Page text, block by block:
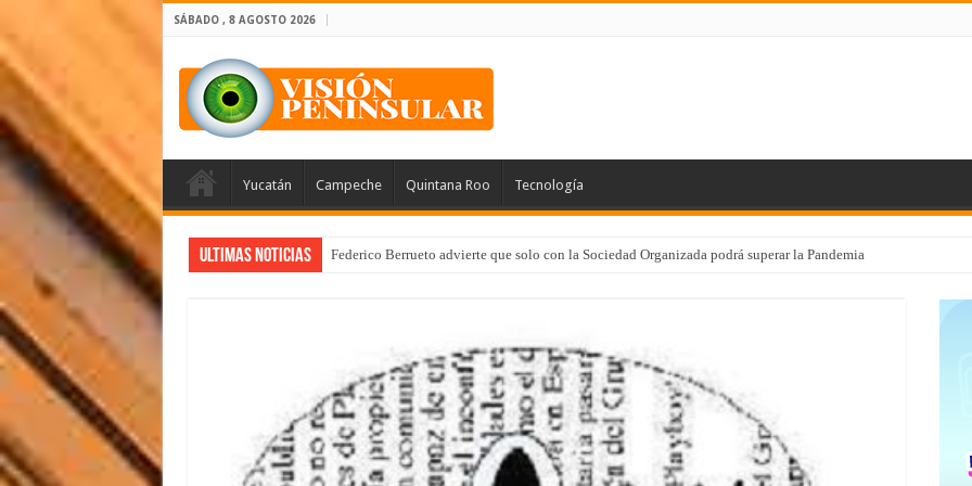
SÁBADO , 8 AGOSTO 2026
Yucatán Campeche Quintana Roo Tecnología
Ultimas Noticias Federico Berrueto advierte que solo con la Sociedad Organizada podrá superar la Pandemia